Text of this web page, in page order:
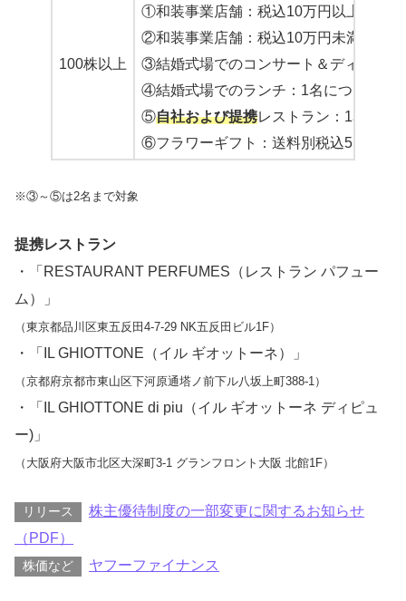
100株以上
①和装事業店舗：税込10万円以上で
②和装事業店舗：税込10万円未満で
③結婚式場でのコンサート＆ディナー：
④結婚式場でのランチ：1名につき3,000
⑤自社および提携レストラン：1名につ
⑥フラワーギフト：送料別税込5,500円
※③～⑤は2名まで対象
提携レストラン
・「RESTAURANT PERFUMES（レストラン パフュー
ム）」
（東京都品川区東五反田4-7-29 NK五反田ビル1F）
・「IL GHIOTTONE（イル ギオットーネ）」
（京都府京都市東山区下河原通塔ノ前下ル八坂上町388-1）
・「IL GHIOTTONE di piu（イル ギオットーネ ディピュ
ー)」
（大阪府大阪市北区大深町3-1 グランフロント大阪 北館1F）
リリース
株主優待制度の一部変更に関するお知らせ
（PDF）
株価など ヤフーファイナンス